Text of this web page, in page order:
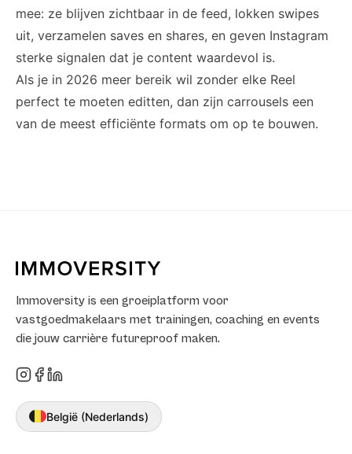
mee: ze blijven zichtbaar in de feed, lokken swipes
uit, verzamelen saves en shares, en geven Instagram
sterke signalen dat je content waardevol is.
Als je in 2026 meer bereik wil zonder elke Reel
perfect te moeten editten, dan zijn carrousels een
van de meest efficiënte formats om op te bouwen.
Immoversity is een groeiplatform voor
vastgoedmakelaars met trainingen, coaching en events
die jouw carrière futureproof maken.
België (Nederlands)